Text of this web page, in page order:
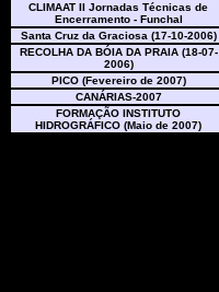
CLIMAAT II Jornadas Técnicas de
Encerramento - Funchal
Santa Cruz da Graciosa (17-10-2006)
RECOLHA DA BÓIA DA PRAIA (18-07-
2006)
PICO (Fevereiro de 2007)
CANÁRIAS-2007
FORMAÇÃO INSTITUTO
HIDROGRÁFICO (Maio de 2007)